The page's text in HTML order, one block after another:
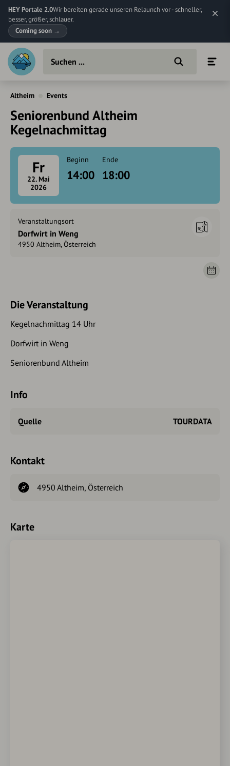
HEY Portale 2.0Wir bereiten gerade unseren Relaunch vor - schneller,
besser, größer, schlauer.
Coming soon →
Altheim Events
Seniorenbund Altheim
Kegelnachmittag
Fr
22. Mai
2026
Beginn
14:00
Ende
18:00
Veranstaltungsort
Dorfwirt in Weng
4950 Altheim, Österreich
Die Veranstaltung
Kegelnachmittag 14 Uhr
Dorfwirt in Weng
Seniorenbund Altheim
Info
Quelle TOURDATA
Kontakt
4950 Altheim, Österreich
Karte